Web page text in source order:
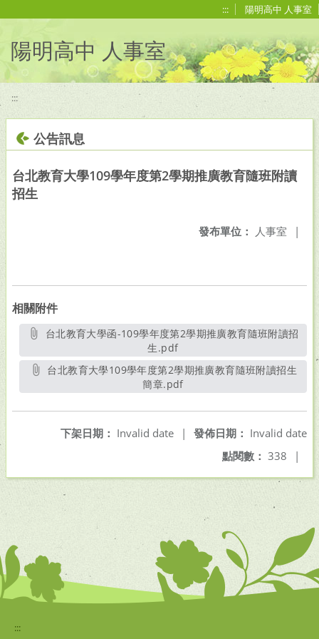
::: 陽明高中 人事室
陽明高中 人事室
:::
公告訊息
台北教育大學109學年度第2學期推廣教育隨班附讀
招生
發布單位： 人事室 |
相關附件
生.pdf另開新視窗
簡章.pdf另開新視窗
發佈日期： Invalid date
下架日期： Invalid date
|
點閱數： 338 |
:::